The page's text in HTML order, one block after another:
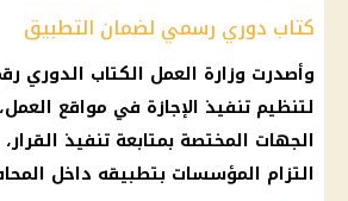
كتاب دوري رسمي لضمان التطبيق
وأصدرت وزارة العمل
لتنظيم تنفيذ الإجازة في مواقع
الجهات المختصة بمتابعة تنفيذ
التزام المؤسسات بتطبيقه داخل